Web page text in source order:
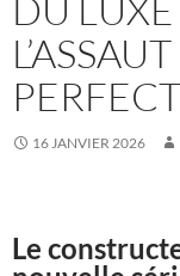
DU
16 JANVIER 2026
Le